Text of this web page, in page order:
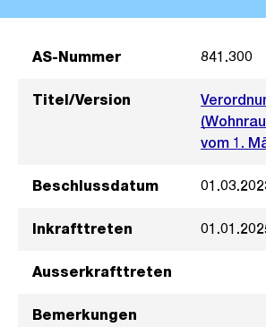
AS-Nummer 841.300
Titel/Version
vom 1.
Beschlussdatum
Inkrafttreten
Ausserkrafttreten
Bemerkungen